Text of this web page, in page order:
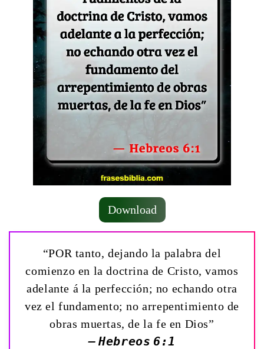
Download
“POR tanto, dejando la palabra del
comienzo en la doctrina de Cristo, vamos
adelante á la perfección; no echando otra
vez el fundamento; no arrepentimiento de
obras muertas, de la fe en Dios”
— Hebreos 6:1